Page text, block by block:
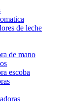
de leche
de mano
escoba